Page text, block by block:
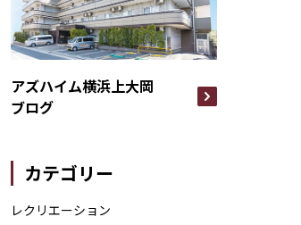
アズハイム横浜上大岡
ブログ
カテゴリー
レクリエーション